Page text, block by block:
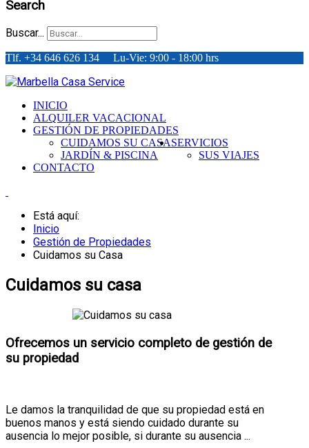
Search
Buscar...
Tlf. +34 646 626 134 Lu-Vie: 9:00 - 18:00 hrs
INICIO
ALQUILER VACACIONAL
GESTIÓN DE PROPIEDADES
CUIDAMOS SU CASA
JARDÍN & PISCINA
SERVICIOS
SUS VIAJES
CONTACTO
Está aquí:
Inicio
Gestión de Propiedades
Cuidamos su Casa
Cuidamos su casa
Ofrecemos un servicio completo de gestión de
su propiedad
Le damos la tranquilidad de que su propiedad está en
buenos manos y está siendo cuidado durante su
ausencia lo mejor posible, si durante su ausencia ...